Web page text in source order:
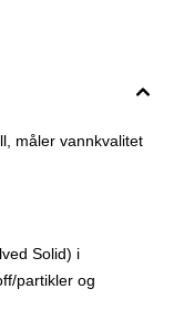
måler vannkvalitet
Solid) i
partikler og